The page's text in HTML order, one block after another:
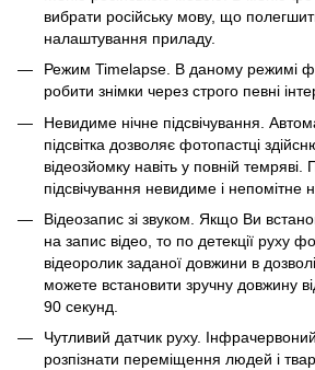
вибрати російську мову, що
налаштування приладу.
Режим Timelapse. В даному режимі
робити знімки через строго певні
Невидиме нічне підсвічування.
підсвітка дозволяє фотопастці
відеозйомку навіть у повній
підсвічування невидиме і непомітне
Відеозапис зі звуком. Якщо Ви
на запис відео, то по детекції руху
відеоролик заданої довжини в
можете встановити зручну довжину
90 секунд.
Чутливий датчик руху.
розпізнати переміщення людей і